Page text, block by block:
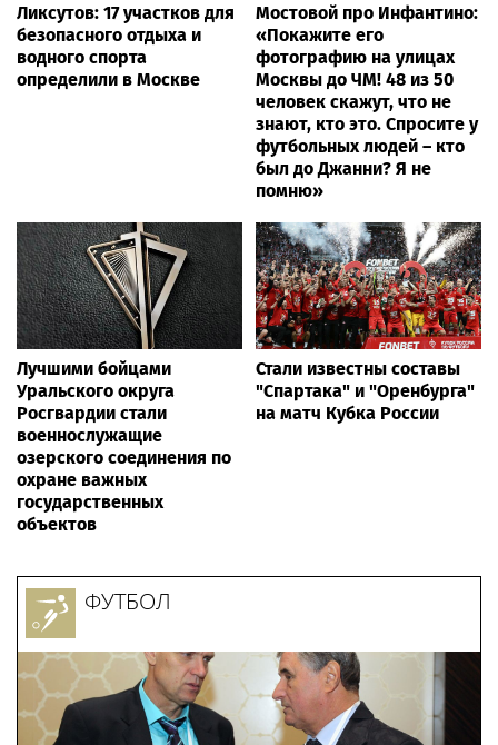
Ликсутов: 17 участков для
безопасного отдыха и
водного спорта
определили в Москве
Мостовой про Инфантино:
«Покажите его
фотографию на улицах
Москвы до ЧМ! 48 из 50
человек скажут, что не
знают, кто это. Спросите у
футбольных людей – кто
был до Джанни? Я не
помню»
Лучшими бойцами
Уральского округа
Росгвардии стали
военнослужащие
озерского соединения по
охране важных
государственных
объектов
Стали известны составы
"Спартака" и "Оренбурга"
на матч Кубка России
ФУТБОЛ